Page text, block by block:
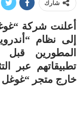
شارك
أعلنت شركة
إلى نظام
المطورين قبل
خارج متجر “غوغل